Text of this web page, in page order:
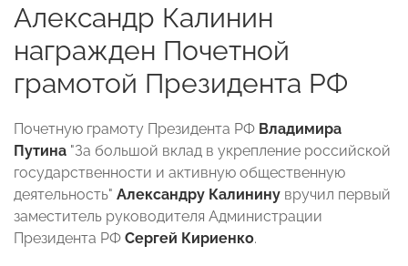
Александр Калинин
награжден Почетной
грамотой Президента РФ
Почетную грамоту Президента РФ Владимира
Путина "За большой вклад в укрепление российской
государственности и активную общественную
деятельность" Александру Калинину вручил первый
заместитель руководителя Администрации
Президента РФ Сергей Кириенко.